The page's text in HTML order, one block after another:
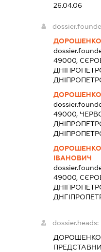
26.04.06
ДОРОШЕНКО
49000,
ДОРОШЕНКО
49000,
ІВАНОВИЧ
49000,
dossier.heads:
ДОРОШЕНКО